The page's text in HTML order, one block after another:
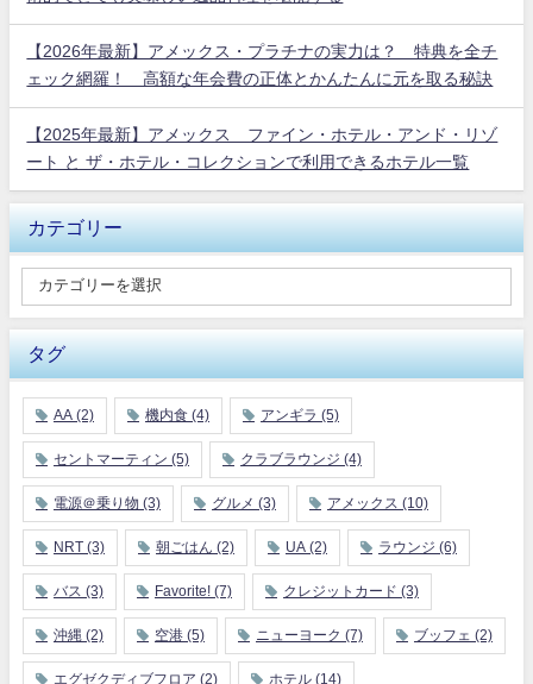
【2026年最新】アメックス・プラチナの実力は？ 特典を全チ
ェック網羅！ 高額な年会費の正体とかんたんに元を取る秘訣
【2025年最新】アメックス ファイン・ホテル・アンド・リゾ
ート と ザ・ホテル・コレクションで利用できるホテル一覧
カテゴリー
タグ
AA (2) 機内食 (4) アンギラ (5)
セントマーティン (5) クラブラウンジ (4)
電源＠乗り物 (3) グルメ (3) アメックス (10)
NRT (3) 朝ごはん (2) UA (2) ラウンジ (6)
バス (3) Favorite! (7) クレジットカード (3)
沖縄 (2) 空港 (5) ニューヨーク (7) ブッフェ (2)
エグゼクディブフロア (2) ホテル (14)